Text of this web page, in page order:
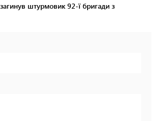
штурмовик 92-ї бригади з